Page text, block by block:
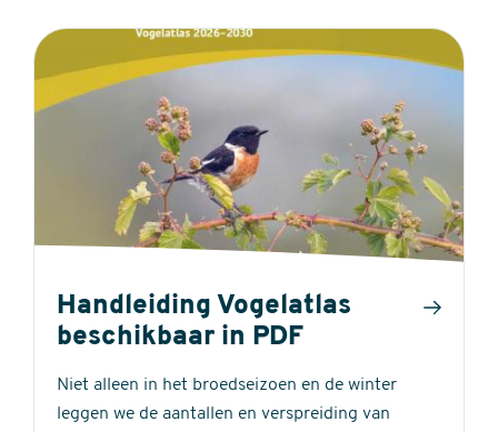
Handleiding Vogelatlas
beschikbaar in PDF
Niet alleen in het broedseizoen en de winter
leggen we de aantallen en verspreiding van